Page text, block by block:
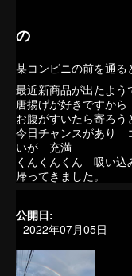
の
某コンビニの前を通
最近新商品が出たよ
唐揚げが好きですから
お腹がすいたら寄ろ
今日チャンスがあり
いが 充満
くんくんくん 吸い
帰ってきました。
公開日:
2022年07月05日